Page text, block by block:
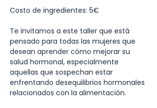
Costo de ingredientes: 5€
Te invitamos a este taller que está
pensado para todas las mujeres que
desean aprender cómo mejorar su
salud hormonal, especialmente
aquellas que sospechan estar
enfrentando desequilibrios hormonales
relacionados con la alimentación.